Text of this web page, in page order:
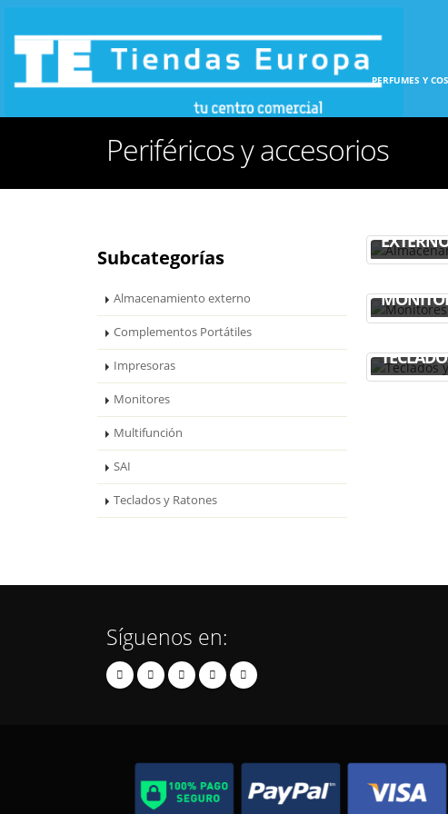
INICIO HOGAR PERFUMES Y
Periféricos y accesorios
Subcategorías
Almacenamiento externo
Complementos Portátiles
Impresoras
Monitores
Multifunción
SAI
Teclados y Ratones
Síguenos en: